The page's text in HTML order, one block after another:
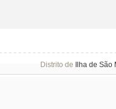
Distrito de Ilha de São